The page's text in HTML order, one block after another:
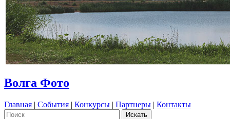
Волга Фото
Главная | События | Конкурсы | Партнеры | Контакты